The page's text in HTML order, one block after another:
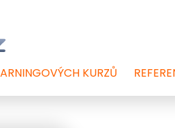
KURZŮ